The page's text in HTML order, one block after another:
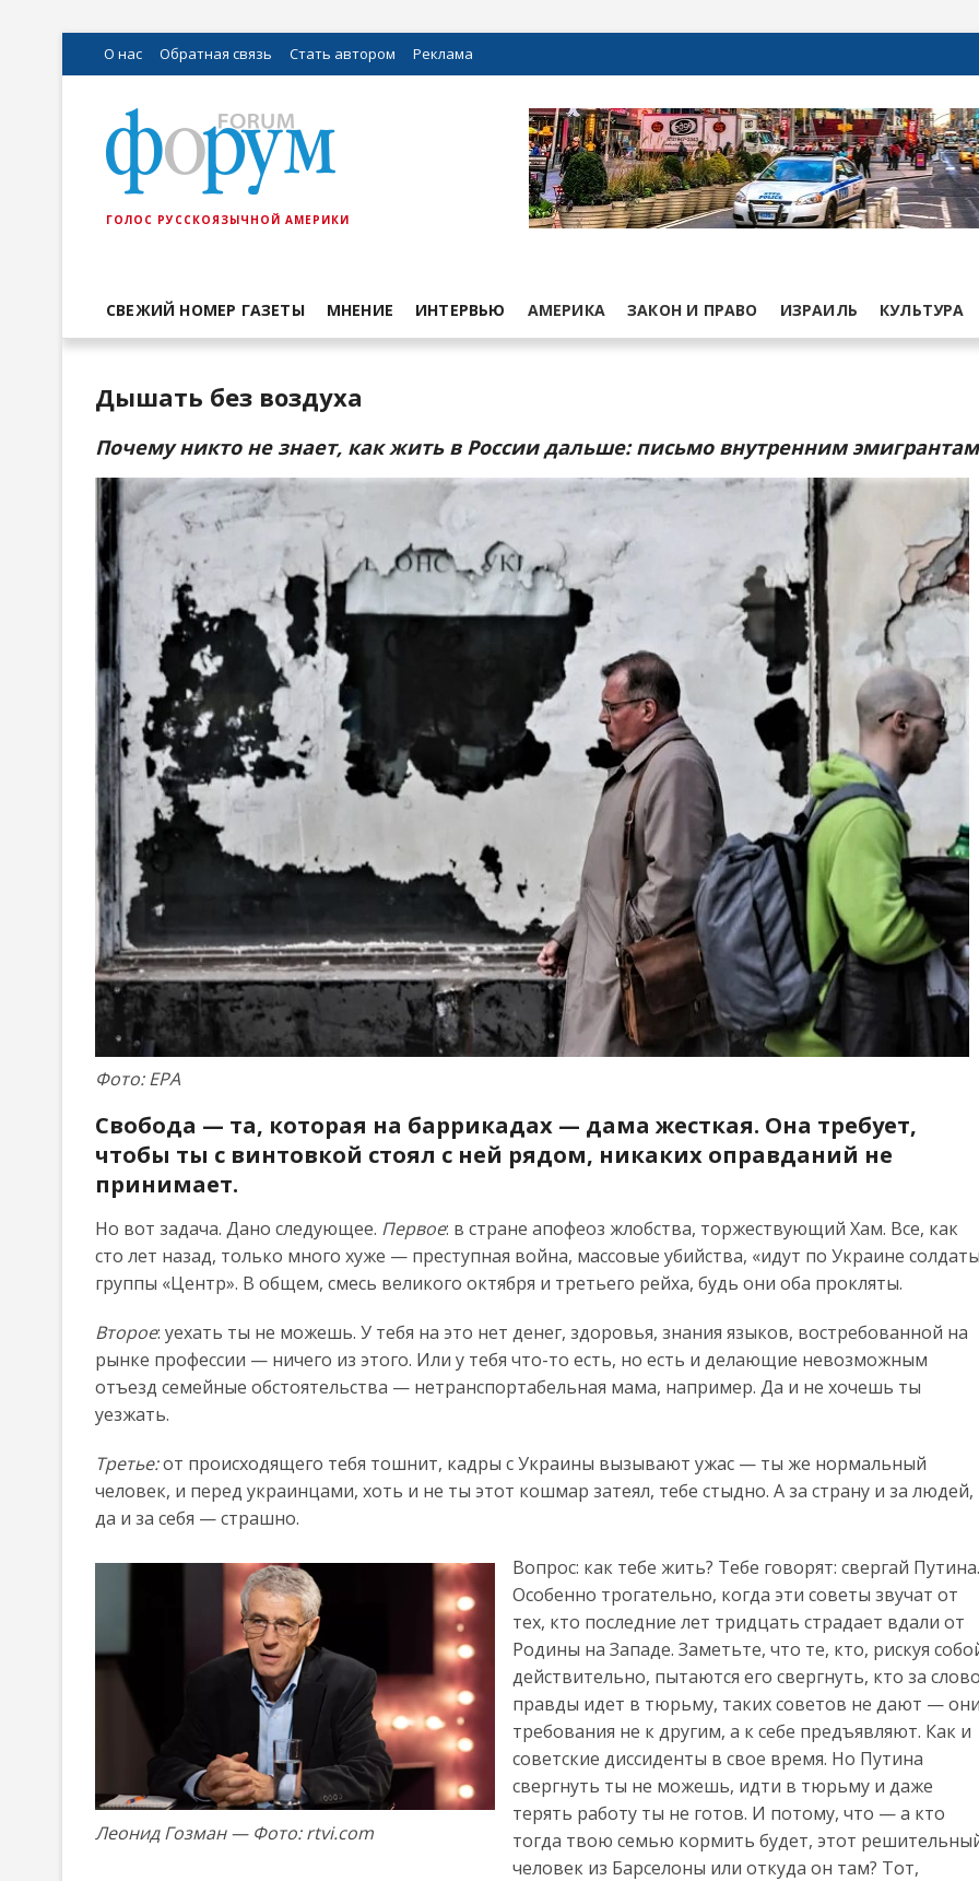
О нас Обратная связь Стать автором Реклама
ГОЛОС РУССКОЯЗЫЧНОЙ АМЕРИКИ
СВЕЖИЙ НОМЕР ГАЗЕТЫ МНЕНИЕ ИНТЕРВЬЮ АМЕРИКА ЗАКОН И ПРАВО ИЗРАИЛЬ КУЛЬТУРА
Дышать без воздуха
Почему никто не знает, как жить в России дальше: письмо внутренним эмигрантам
Фото: ЕРА
Свобода — та, которая на баррикадах — дама жесткая. Она требует,
чтобы ты с винтовкой стоял с ней рядом, никаких оправданий не
принимает.
Но вот задача. Дано следующее. Первое: в стране апофеоз жлобства, торжествующий Хам. Все, как
сто лет назад, только много хуже — преступная война, массовые убийства, «идут по Украине солдаты
группы «Центр». В общем, смесь великого октября и третьего рейха, будь они оба прокляты.
Второе: уехать ты не можешь. У тебя на это нет денег, здоровья, знания языков, востребованной на
рынке профессии — ничего из этого. Или у тебя что-то есть, но есть и делающие невозможным
отъезд семейные обстоятельства — нетранспортабельная мама, например. Да и не хочешь ты
уезжать.
Третье:от происходящего тебя тошнит, кадры с Украины вызывают ужас — ты же нормальный
человек, и перед украинцами, хоть и не ты этот кошмар затеял, тебе стыдно. А за страну и за людей,
да и за себя — страшно.
Леонид Гозман — Фото: rtvi.com
Вопрос: как тебе жить? Тебе говорят: свергай Путина.
Особенно трогательно, когда эти советы звучат от
тех, кто последние лет тридцать страдает вдали от
Родины на Западе. Заметьте, что те, кто, рискуя
действительно, пытаются его свергнуть, кто за слово
правды идет в тюрьму, таких советов не дают — они
требования не к другим, а к себе предъявляют. Как и
советские диссиденты в свое время. Но Путина
свергнуть ты не можешь, идти в тюрьму и даже
терять работу ты не готов. И потому, что — а кто
тогда твою семью кормить будет, этот
человек из Барселоны или откуда он там? Тот,